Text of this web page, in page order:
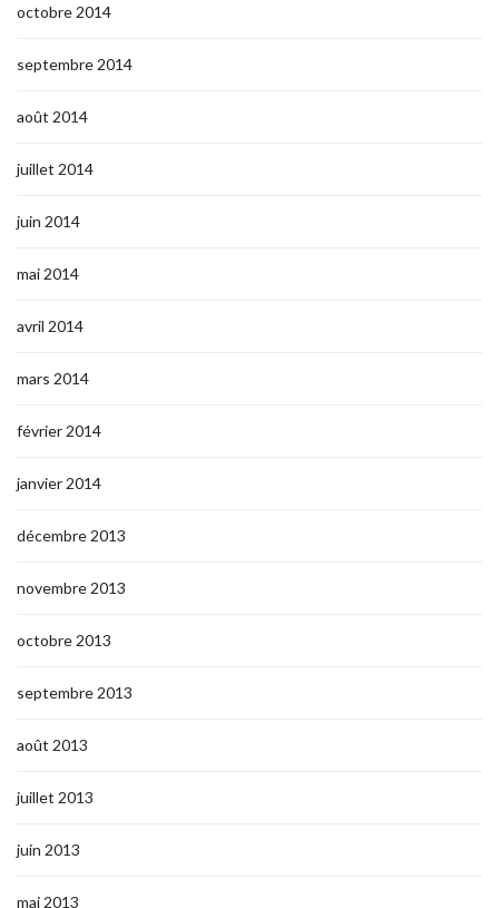
octobre 2014
septembre 2014
août 2014
juillet 2014
juin 2014
mai 2014
avril 2014
mars 2014
février 2014
janvier 2014
décembre 2013
novembre 2013
octobre 2013
septembre 2013
août 2013
juillet 2013
juin 2013
mai 2013